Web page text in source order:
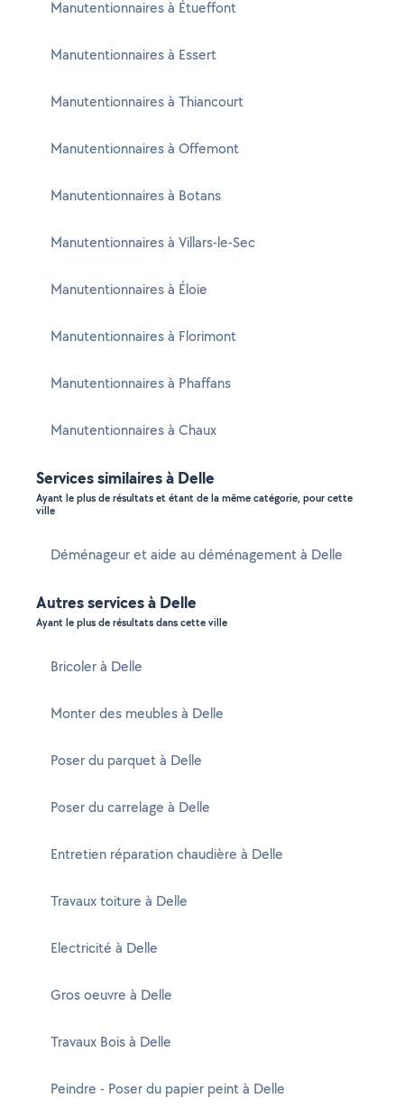
Manutentionnaires à Étueffont
Manutentionnaires à Essert
Manutentionnaires à Thiancourt
Manutentionnaires à Offemont
Manutentionnaires à Botans
Manutentionnaires à Villars-le-Sec
Manutentionnaires à Éloie
Manutentionnaires à Florimont
Manutentionnaires à Phaffans
Manutentionnaires à Chaux
Services similaires à Delle
Ayant le plus de résultats et étant de la même catégorie, pour cette
ville
Déménageur et aide au déménagement à Delle
Autres services à Delle
Ayant le plus de résultats dans cette ville
Bricoler à Delle
Monter des meubles à Delle
Poser du parquet à Delle
Poser du carrelage à Delle
Entretien réparation chaudière à Delle
Travaux toiture à Delle
Electricité à Delle
Gros oeuvre à Delle
Travaux Bois à Delle
Peindre - Poser du papier peint à Delle